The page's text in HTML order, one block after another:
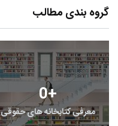
گروه بندی مطالب
0+
معرفی کتابخانه های حقوقی